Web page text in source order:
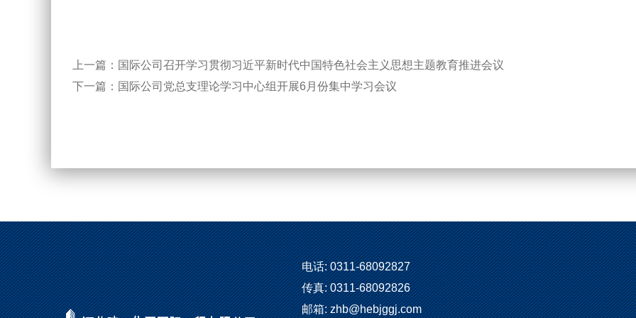
上一篇： 国际公司召开学习贯彻习近平新时代中国特色社会主义思想主题教育推进会议
下一篇： 国际公司党总支理论学习中心组开展6月份集中学习会议
电话: 0311-68092827
传真: 0311-68092826
邮箱: zhb@hebjggj.com